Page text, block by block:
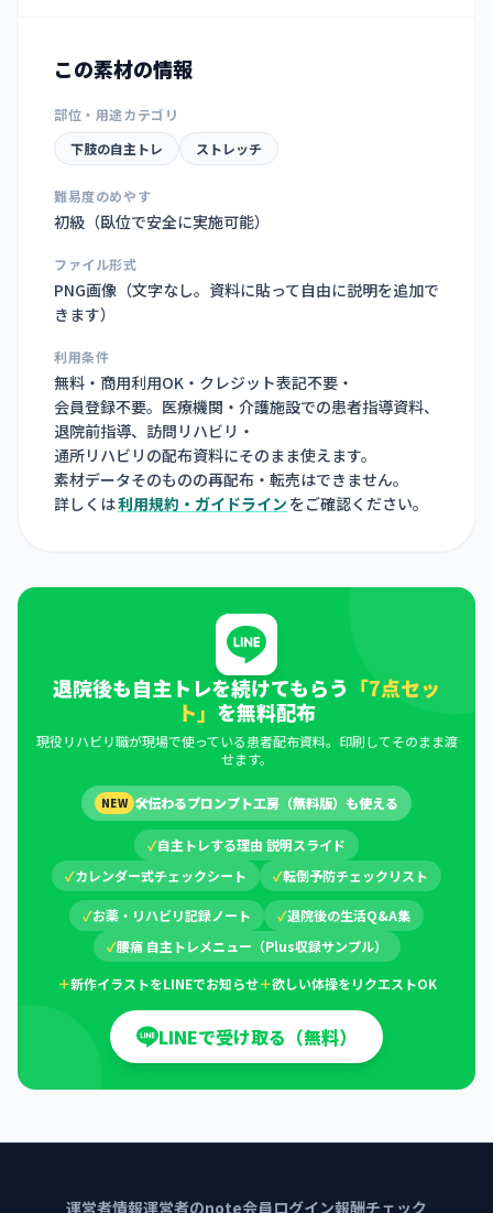
この素材の情報
部位・用途カテゴリ
下肢の自主トレ
ストレッチ
難易度のめやす
初級（臥位で安全に実施可能）
ファイル形式
PNG画像（文字なし。資料に貼って自由に説明を追加で
きます）
利用条件
無料・商用利用OK・クレジット表記不要・
会員登録不要。医療機関・介護施設での患者指導資料、
退院前指導、訪問リハビリ・
通所リハビリの配布資料にそのまま使えます。
素材データそのものの再配布・転売はできません。
詳しくは利用規約・ガイドライン をご確認ください。
退院後も自主トレを続けてもらう 「7点セッ
ト」 を無料配布
現役リハビリ職が現場で使っている患者配布資料。印刷してそのまま渡
せます。
NEW 🛠伝わるプロンプト工房（無料版）も使える
✓自主トレする理由 説明スライド
✓カレンダー式チェックシート ✓転倒予防チェックリスト
✓お薬・リハビリ記録ノート ✓退院後の生活Q&A集
✓腰痛 自主トレメニュー（Plus収録サンプル）
＋新作イラストをLINEでお知らせ＋欲しい体操をリクエストOK
LINEで受け取る（無料）
運営者情報運営者のnote会員ログイン報酬チェック